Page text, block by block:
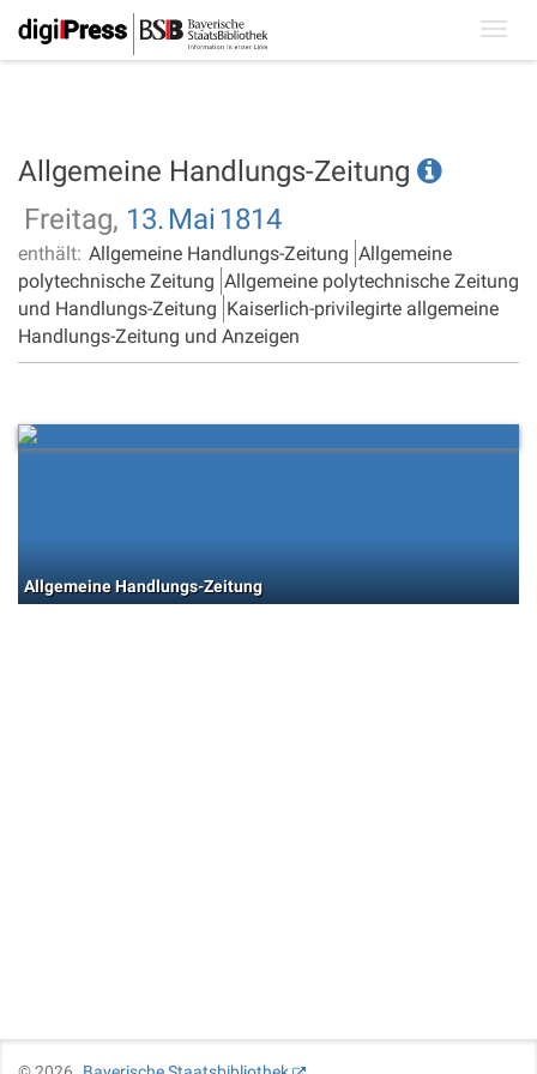
Allgemeine Handlungs-Zeitung
Freitag, 13. Mai 1814
enthält: Allgemeine Handlungs-Zeitung Allgemeine
polytechnische Zeitung Allgemeine polytechnische Zeitung
und Handlungs-Zeitung Kaiserlich-privilegirte allgemeine
Handlungs-Zeitung und Anzeigen
Allgemeine Handlungs-Zeitung